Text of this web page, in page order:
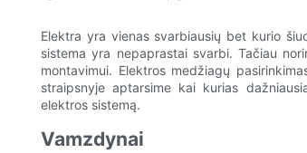
Elektra yra vienas svarbiausių bet kurio
sistema yra nepaprastai svarbi. Tačiau
montavimui. Elektros medžiagų
straipsnyje aptarsime kai kurias
elektros sistemą.
Vamzdynai